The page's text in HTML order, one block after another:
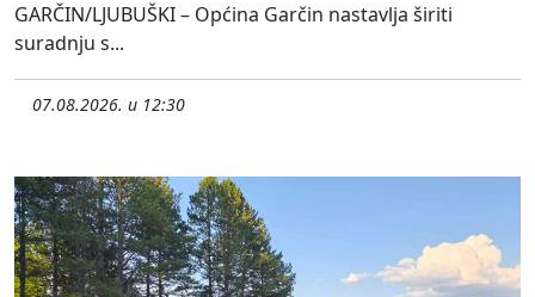
GARČIN/LJUBUŠKI – Općina Garčin nastavlja širiti
suradnju s...
07.08.2026. u 12:30